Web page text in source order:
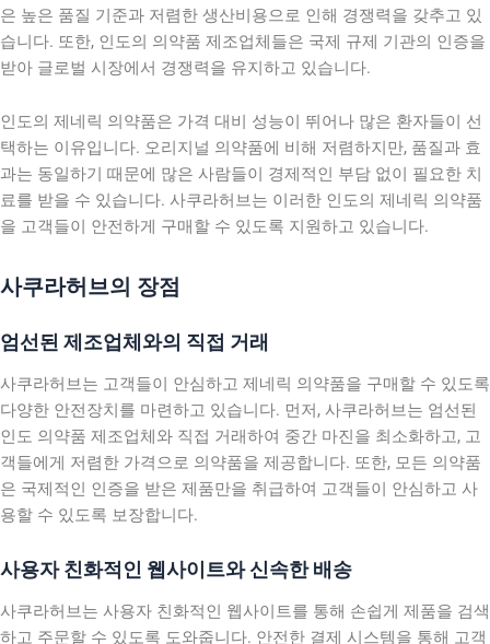
은 높은 품질 기준과 저렴한 생산비용으로 인해 경쟁력을 갖추고 있
습니다. 또한, 인도의 의약품 제조업체들은 국제 규제 기관의 인증을
받아 글로벌 시장에서 경쟁력을 유지하고 있습니다.
인도의 제네릭 의약품은 가격 대비 성능이 뛰어나 많은 환자들이 선
택하는 이유입니다. 오리지널 의약품에 비해 저렴하지만, 품질과 효
과는 동일하기 때문에 많은 사람들이 경제적인 부담 없이 필요한 치
료를 받을 수 있습니다. 사쿠라허브는 이러한 인도의 제네릭 의약품
을 고객들이 안전하게 구매할 수 있도록 지원하고 있습니다.
사쿠라허브의 장점
엄선된 제조업체와의 직접 거래
사쿠라허브는 고객들이 안심하고 제네릭 의약품을 구매할 수 있도록
다양한 안전장치를 마련하고 있습니다. 먼저, 사쿠라허브는 엄선된
인도 의약품 제조업체와 직접 거래하여 중간 마진을 최소화하고, 고
객들에게 저렴한 가격으로 의약품을 제공합니다. 또한, 모든 의약품
은 국제적인 인증을 받은 제품만을 취급하여 고객들이 안심하고 사
용할 수 있도록 보장합니다.
사용자 친화적인 웹사이트와 신속한 배송
사쿠라허브는 사용자 친화적인 웹사이트를 통해 손쉽게 제품을 검색
하고 주문할 수 있도록 도와줍니다. 안전한 결제 시스템을 통해 고객